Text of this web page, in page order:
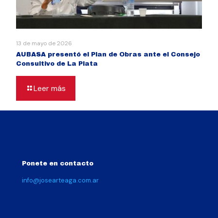
13 de mayo de 2026
AUBASA presentó el Plan de Obras ante el Consejo
Consultivo de La Plata
Leer más
Ponete en contacto
info@josearteaga.com.ar